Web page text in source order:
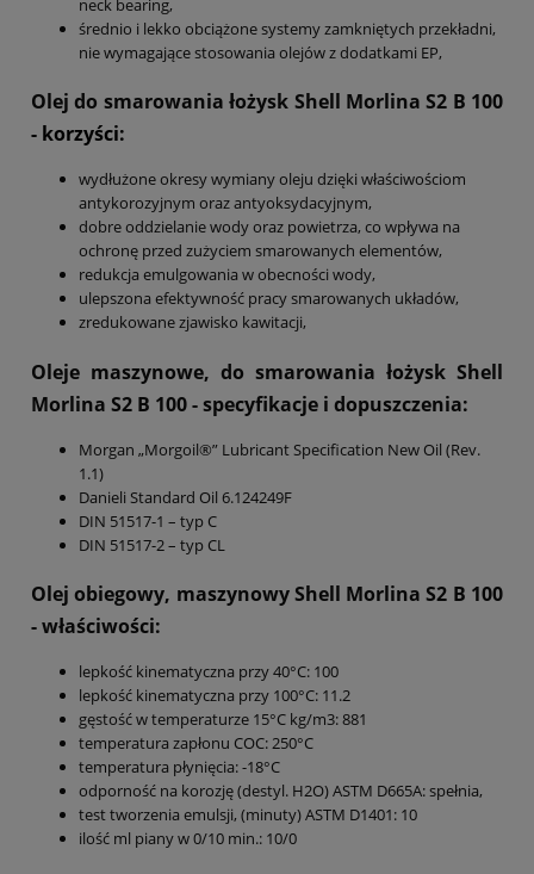
neck bearing,
średnio i lekko obciążone systemy zamkniętych przekładni,
nie wymagające stosowania olejów z dodatkami EP,
Olej do smarowania łożysk Shell Morlina S2 B 100
- korzyści:
wydłużone okresy wymiany oleju dzięki właściwościom
antykorozyjnym oraz antyoksydacyjnym,
dobre oddzielanie wody oraz powietrza, co wpływa na
ochronę przed zużyciem smarowanych elementów,
redukcja emulgowania w obecności wody,
ulepszona efektywność pracy smarowanych układów,
zredukowane zjawisko kawitacji,
Oleje maszynowe, do smarowania łożysk Shell
Morlina S2 B 100- specyfikacje i dopuszczenia:
Morgan „Morgoil®” Lubricant Specification New Oil (Rev.
1.1)
Danieli Standard Oil 6.124249F
DIN 51517-1 – typ C
DIN 51517-2 – typ CL
Olej obiegowy, maszynowy Shell Morlina S2 B 100
- właściwości:
lepkość kinematyczna przy 40°C: 100
lepkość kinematyczna przy 100°C: 11.2
gęstość w temperaturze 15°C kg/m3: 881
temperatura zapłonu COC: 250°C
temperatura płynięcia: -18°C
odporność na korozję (destyl. H2O) ASTM D665A: spełnia,
test tworzenia emulsji, (minuty) ASTM D1401: 10
ilość ml piany w 0/10 min.: 10/0